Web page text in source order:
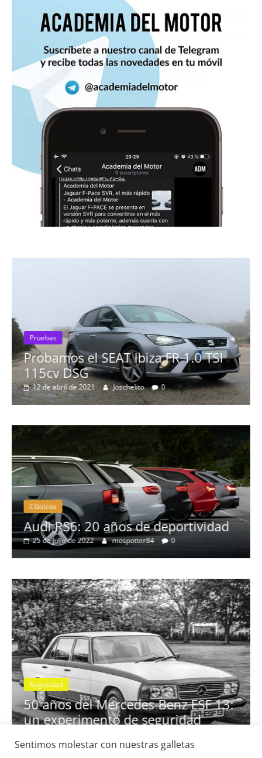
Pruebas
Probamos el SEAT Ibiza FR 1.0 TSI
115cv DSG
12 de abril de 2021 Joschelito 0
Clásicos
Audi RS6: 20 años de deportividad
25 de julio de 2022 mospotter84 0
Seguridad
50 años del Mercedes-Benz ESF 13:
un experimento de seguridad
Sentimos molestar con nuestras galletas